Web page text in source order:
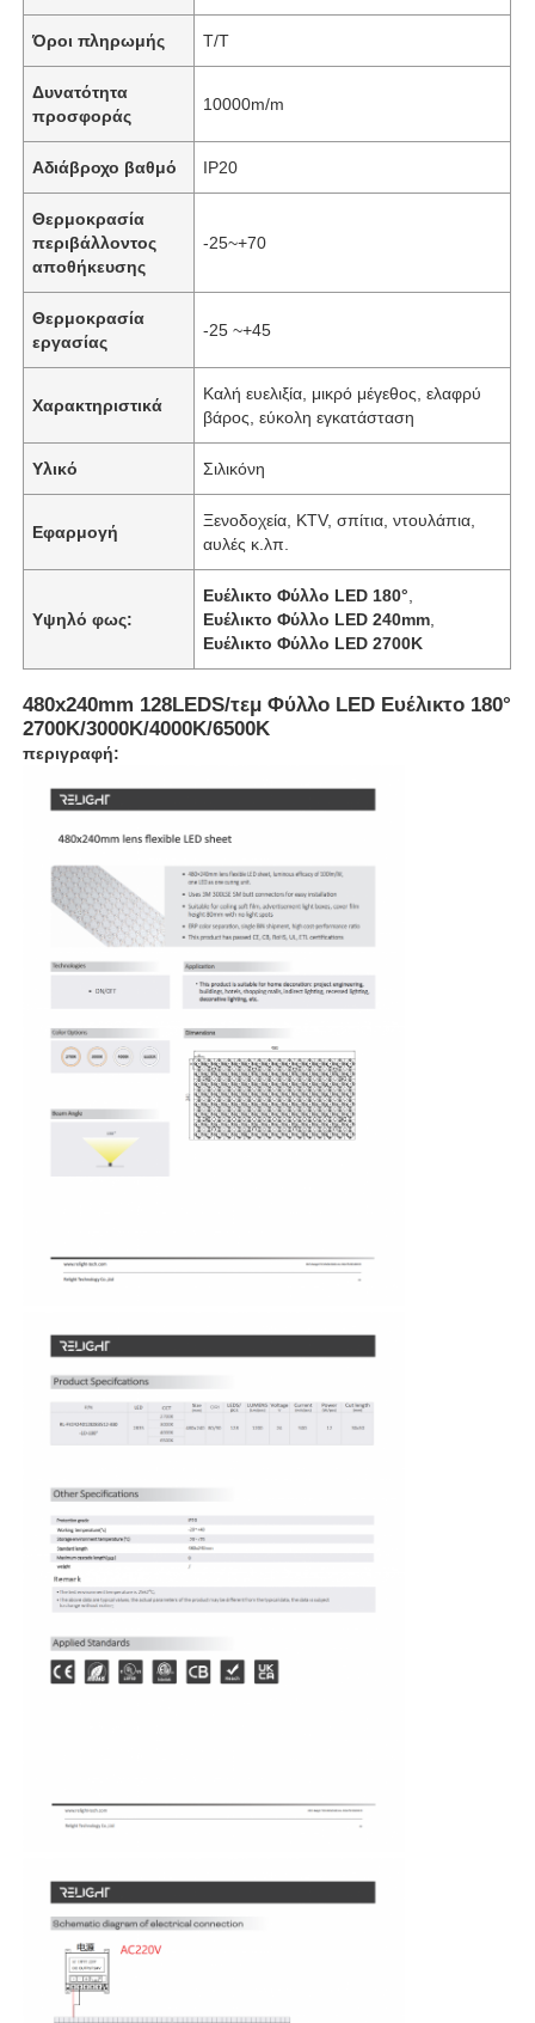
Αρχική Σελίδα
Προϊόντα
Γύρος εργοστασίων
Ποιοτικός έλεγχος
Ζητήστε ένα απόσπασμα
Φως λουρίδων νέου
Όροι πληρωμής T/T
Δυνατότητα
προσφοράς
10000m/m
Αδιάβροχο βαθμό IP20
Θερμοκρασία
περιβάλλοντος
αποθήκευσης
-25~+70
Θερμοκρασία
εργασίας
-25 ~+45
Χαρακτηριστικά
Καλή ευελιξία, μικρό μέγεθος, ελαφρύ
βάρος, εύκολη εγκατάσταση
Υλικό Σιλικόνη
Εφαρμογή
Ξενοδοχεία, KTV, σπίτια, ντουλάπια,
αυλές κ.λπ.
Υψηλό φως:
Ευέλικτο Φύλλο LED 180°
Ευέλικτο Φύλλο LED 240mm
Ευέλικτο Φύλλο LED 2700K
480x240mm 128LEDS/τεμ Φύλλο LED Ευέλικτο 180°
2700K/3000K/4000K/6500K
περιγραφή: